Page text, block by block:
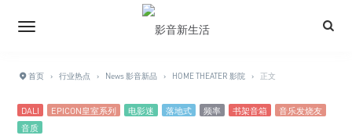
首页 › 行业热点 › News 影音新品 › HOME THEATER 影院 › 正文
DALI EPICON皇室系列 电影迷 落地式 频率 书架音箱
音乐发烧友
音质